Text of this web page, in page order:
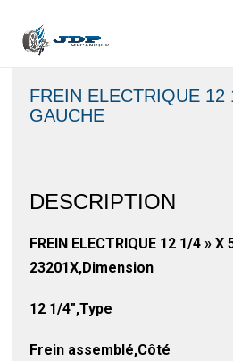
FREIN ELECTRIQUE 12
GAUCHE
DESCRIPTION
FREIN ELECTRIQUE 12 1/4 » X
23201X,Dimension
12 1/4″,Type
Frein assemblé,Côté